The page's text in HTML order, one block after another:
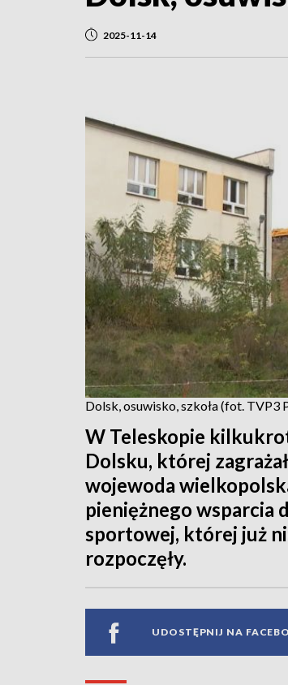
2025-11-14
Dolsk, osuwisko, szkoła (fot. TVP3
W Teleskopie
Dolsku, której
wojewoda
pieniężnego wsparcia
sportowej, której już
rozpoczęły.
UDOSTĘPNIJ NA